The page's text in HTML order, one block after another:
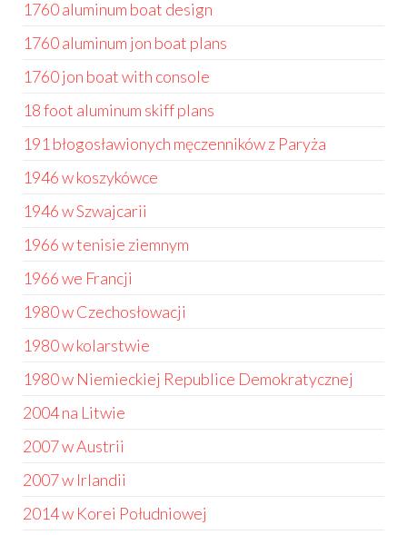
1760 aluminum boat design
1760 aluminum jon boat plans
1760 jon boat with console
18 foot aluminum skiff plans
191 błogosławionych męczenników z Paryża
1946 w koszykówce
1946 w Szwajcarii
1966 w tenisie ziemnym
1966 we Francji
1980 w Czechosłowacji
1980 w kolarstwie
1980 w Niemieckiej Republice Demokratycznej
2004 na Litwie
2007 w Austrii
2007 w Irlandii
2014 w Korei Południowej